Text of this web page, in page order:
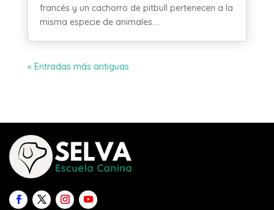
francés y un cachorro de pitbull pertenecen a la
misma especie de animales....
« Entradas más antiguas